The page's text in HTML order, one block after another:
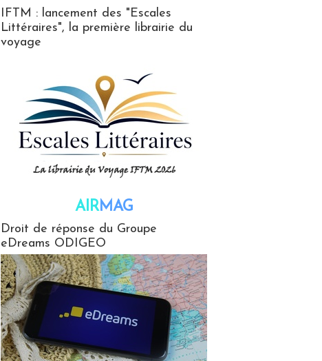
IFTM : lancement des "Escales
Littéraires", la première librairie du
voyage
AIRMAG
Droit de réponse du Groupe
eDreams ODIGEO